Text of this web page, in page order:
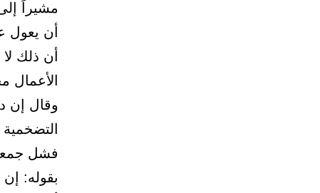
مشيراً
أن يعول
أن ذلك
الأعمال
فشل
بقوله: